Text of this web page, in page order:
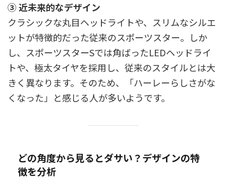
③ 近未来的なデザイン
クラシックな丸目ヘッドライトや、スリムなシルエ
ットが特徴的だった従来のスポーツスター。しか
し、スポーツスターSでは角ばったLEDヘッドライ
トや、極太タイヤを採用し、従来のスタイルとは大
きく異なります。そのため、「ハーレーらしさがな
くなった」と感じる人が多いようです。
どの角度から見るとダサい？デザインの特
徴を分析